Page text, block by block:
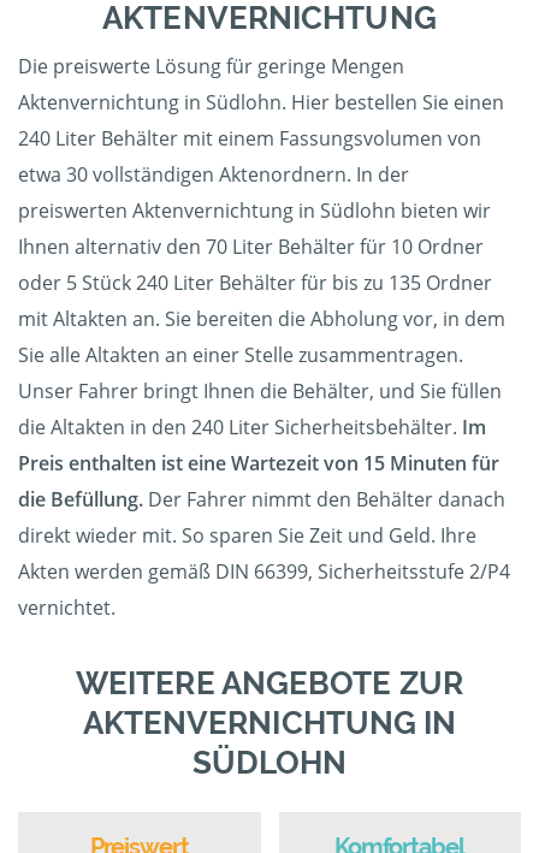
AKTENVERNICHTUNG
Die preiswerte Lösung für geringe Mengen
Aktenvernichtung in Südlohn. Hier bestellen Sie einen
240 Liter Behälter mit einem Fassungsvolumen von
etwa 30 vollständigen Aktenordnern. In der
preiswerten Aktenvernichtung in Südlohn bieten wir
Ihnen alternativ den 70 Liter Behälter für 10 Ordner
oder 5 Stück 240 Liter Behälter für bis zu 135 Ordner
mit Altakten an. Sie bereiten die Abholung vor, in dem
Sie alle Altakten an einer Stelle zusammentragen.
Unser Fahrer bringt Ihnen die Behälter, und Sie füllen
die Altakten in den 240 Liter Sicherheitsbehälter. Im
Preis enthalten ist eine Wartezeit von 15 Minuten für
die Befüllung. Der Fahrer nimmt den Behälter danach
direkt wieder mit. So sparen Sie Zeit und Geld. Ihre
Akten werden gemäß DIN 66399, Sicherheitsstufe 2/P4
vernichtet.
WEITERE ANGEBOTE ZUR
AKTENVERNICHTUNG IN
SÜDLOHN